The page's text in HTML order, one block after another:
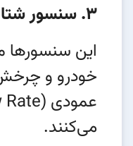
3. سنسور شتاب جانبی و دورانی:
این سنسورها
خودرو و
می‌کنند.